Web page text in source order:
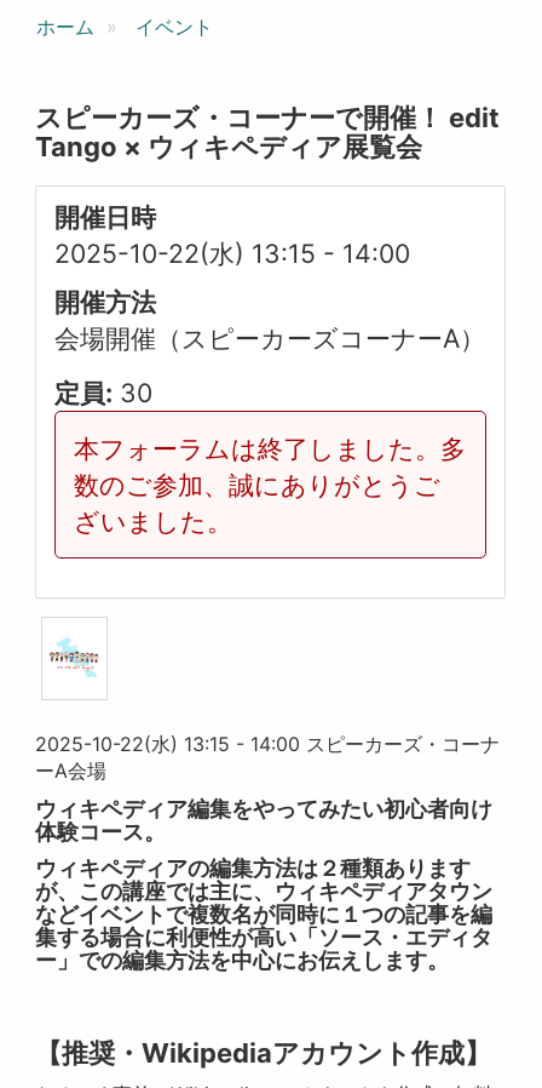
ホーム イベント
スピーカーズ・コーナーで開催！ edit
Tango × ウィキペディア展覧会
開催日時
2025-10-22(水) 13:15 - 14:00
開催方法
会場開催（スピーカーズコーナーA）
定員: 30
本フォーラムは終了しました。多
数のご参加、誠にありがとうご
ざいました。
2025-10-22(水) 13:15 - 14:00 スピーカーズ・コーナ
ーA会場
ウィキペディア編集をやってみたい初心者向け
体験コース。
ウィキペディアの編集方法は２種類あります
が、この講座では主に、ウィキペディアタウン
などイベントで複数名が同時に１つの記事を編
集する場合に利便性が高い「ソース・エディタ
ー」での編集方法を中心にお伝えします。
【推奨・Wikipediaアカウント作成】